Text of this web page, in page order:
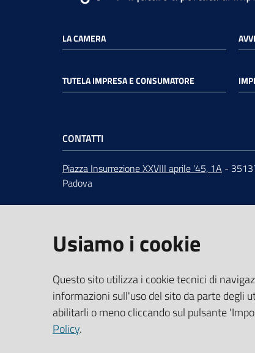
LA CAMERA
TUTELA IMPRESA E CONSUMATORE
CONTATTI
Piazza Insurrezione XXVIII aprile '45, 1A -
Padova
ORARIdal lunedì al venerdì 9:00 - 12:30
URP-Ufficio relazioni con il pubblico
PEC:cciaa@pd.legalmail.camcom.it
Dati per la fatturazione
Codice Univoco Ufficio UFLIK4
CF/PI 00654100288
Usiamo i cookie
Questo sito utilizza i cookie tecnici di
informazioni sull'uso del sito da parte degli
abilitarli o meno cliccando sul pulsante
Policy.